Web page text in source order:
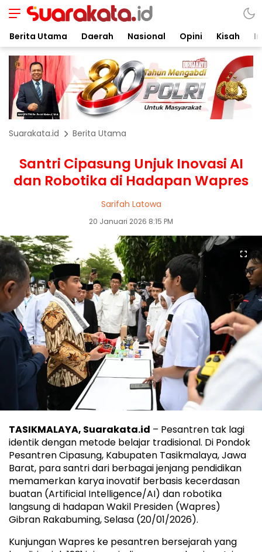
Berita Utama Daerah Nasional Opini Kisah
Suarakata.id Berita Utama
Santri Cipasung Unjuk Inovasi AI
dan Robotika di Hadapan Wapres
Sarifah Latowa
20 Januari 2026 8:15 PM
TASIKMALAYA, Suarakata.id – Pesantren tak lagi
identik dengan metode belajar tradisional. Di Pondok
Pesantren Cipasung, Kabupaten Tasikmalaya, Jawa
Barat, para santri dari berbagai jenjang pendidikan
memamerkan karya inovatif berbasis kecerdasan
buatan (Artificial Intelligence/AI) dan robotika
langsung di hadapan Wakil Presiden (Wapres)
Gibran Rakabuming, Selasa (20/01/2026).
Kunjungan Wapres ke pesantren bersejarah yang